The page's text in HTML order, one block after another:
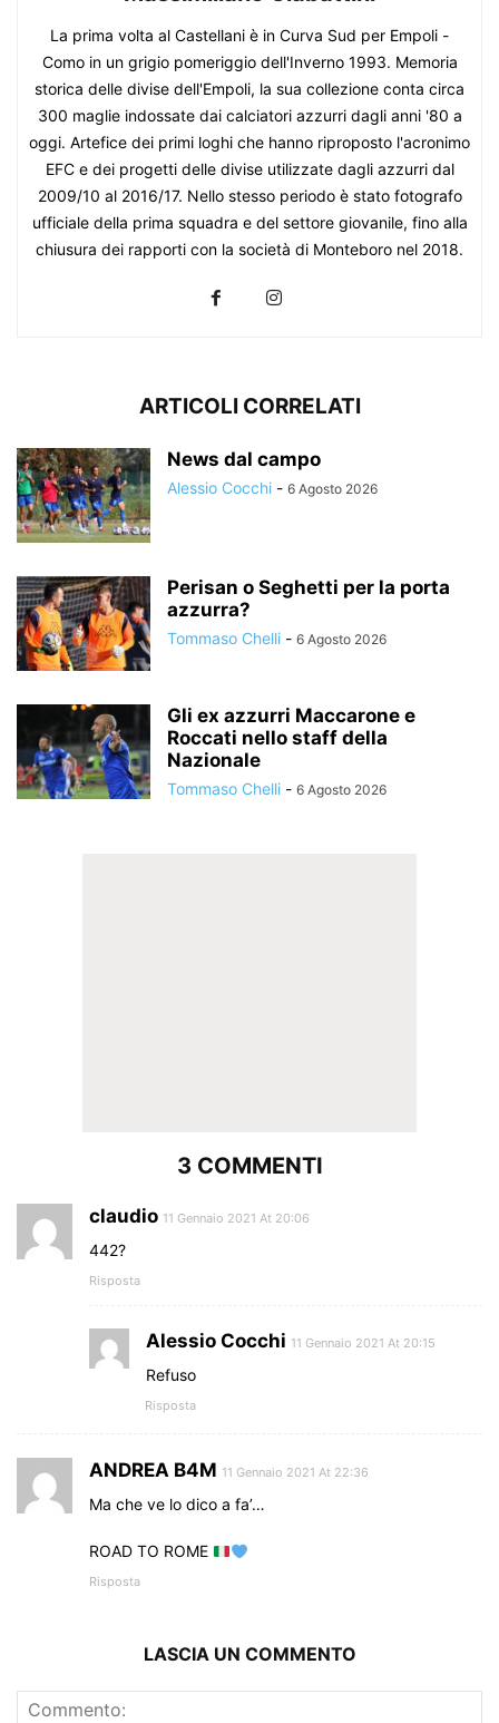
La prima volta al Castellani è in Curva Sud per Empoli -
Como in un grigio pomeriggio dell'Inverno 1993. Memoria
storica delle divise dell'Empoli, la sua collezione conta circa
300 maglie indossate dai calciatori azzurri dagli anni '80 a
oggi. Artefice dei primi loghi che hanno riproposto l'acronimo
EFC e dei progetti delle divise utilizzate dagli azzurri dal
2009/10 al 2016/17. Nello stesso periodo è stato fotografo
ufficiale della prima squadra e del settore giovanile, fino alla
chiusura dei rapporti con la società di Monteboro nel 2018.
ARTICOLI CORRELATI
News dal campo
Alessio Cocchi - 6 Agosto 2026
Perisan o Seghetti per la porta
azzurra?
Tommaso Chelli - 6 Agosto 2026
Gli ex azzurri Maccarone e
Roccati nello staff della
Nazionale
Tommaso Chelli - 6 Agosto 2026
3 COMMENTI
claudio 11 Gennaio 2021 At 20:06
442?
Risposta
Alessio Cocchi 11 Gennaio 2021 At 20:15
Refuso
Risposta
ANDREA B4M 11 Gennaio 2021 At 22:36
Ma che ve lo dico a fa’…
ROAD TO ROME
Risposta
LASCIA UN COMMENTO